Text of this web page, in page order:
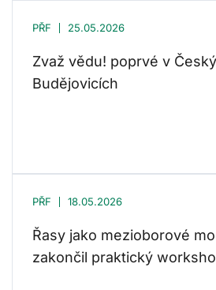
PŘF 25.05.2026
Zvaž vědu! poprvé v
Budějovicích
PŘF 18.05.2026
Řasy jako mezioborové
zakončil praktický